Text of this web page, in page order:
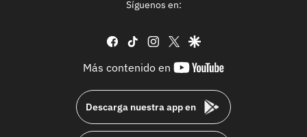
Síguenos en:
facebook
tiktok instagram
twittergoogle
Más contenido en
youtube-
Descarga nuestra app en